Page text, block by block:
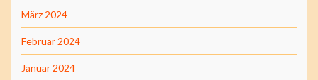
März 2024
Februar 2024
Januar 2024